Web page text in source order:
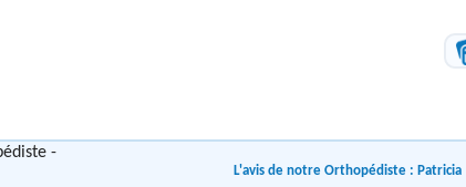
L'avis de notre Orthopédiste : Patricia